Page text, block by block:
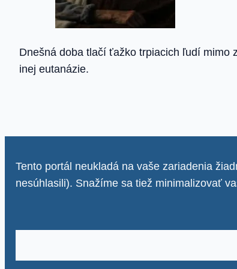
Dnešná doba tlačí ťažko trpiacich ľudí mimo
inej eutanázie.
Tento portál neukladá na vaše zariadenia
nesúhlasili). Snažíme sa tiež minimalizovať